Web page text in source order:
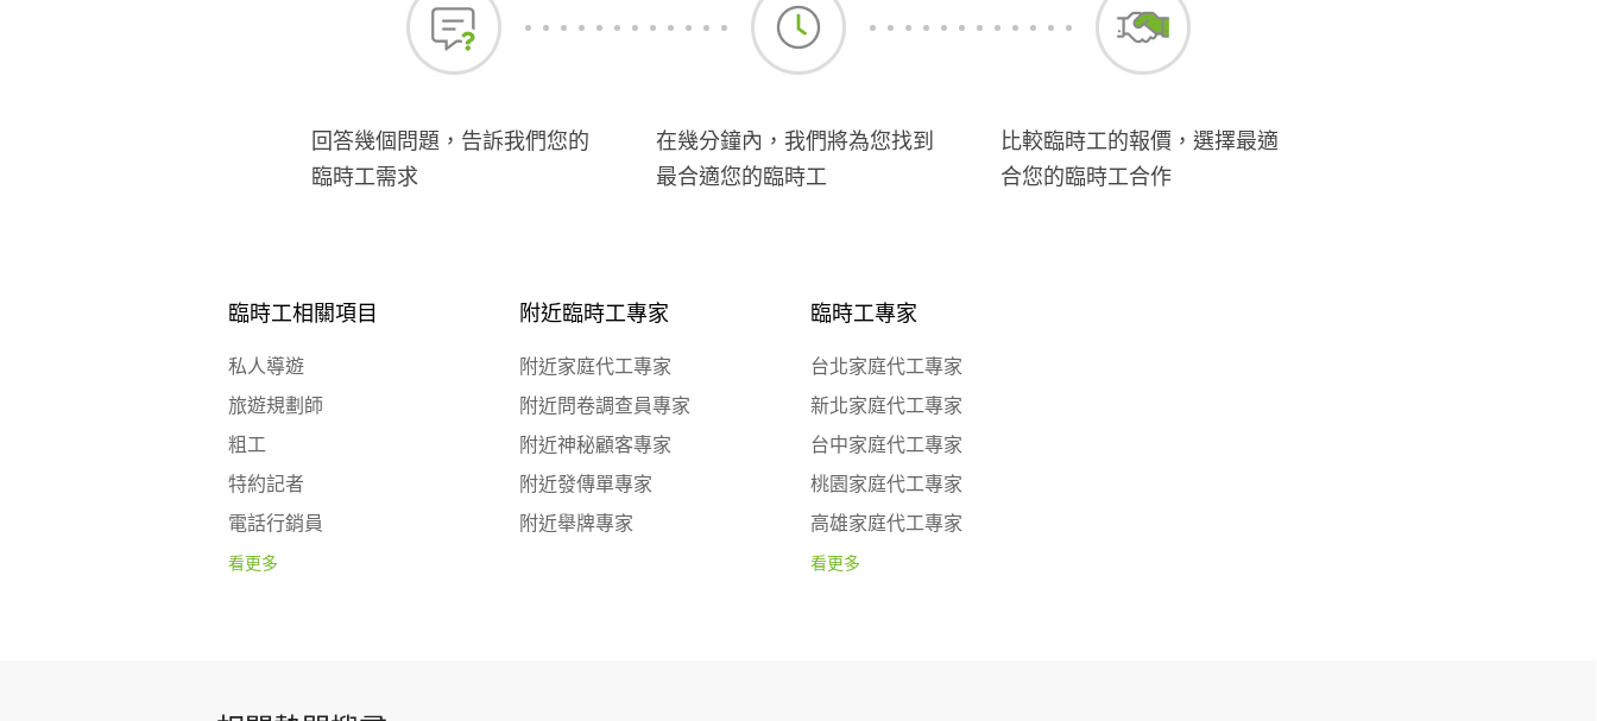
回答幾個問題，告訴我們您的
臨時工需求
在幾分鐘內，我們將為您找到
最合適您的臨時工
比較臨時工的報價，選擇最適
合您的臨時工合作
臨時工相關項目
私人導遊
旅遊規劃師
粗工
特約記者
電話行銷員
看更多
附近臨時工專家
附近家庭代工專家
附近問卷調查員專家
附近神秘顧客專家
附近發傳單專家
附近舉牌專家
臨時工專家
台北家庭代工專家
新北家庭代工專家
台中家庭代工專家
桃園家庭代工專家
高雄家庭代工專家
看更多